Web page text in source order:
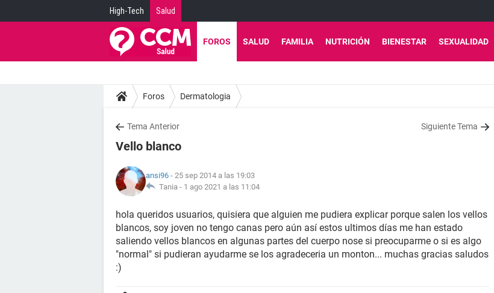
High-Tech Salud
FOROS SALUD FAMILIA NUTRICIÓN BIENESTAR SEXUALIDAD
Foros Dermatologia
Tema Anterior Siguiente Tema
Vello blanco
ansi96 - 25 sep 2014 a las 19:03
Tania - 1 ago 2021 a las 11:04
hola queridos usuarios, quisiera que alguien me pudiera explicar porque salen los vellos
blancos, soy joven no tengo canas pero aún así estos ultimos días me han estado
saliendo vellos blancos en algunas partes del cuerpo nose si preocuparme o si es algo
"normal" si pudieran ayudarme se los agradeceria un monton... muchas gracias saludos
:)